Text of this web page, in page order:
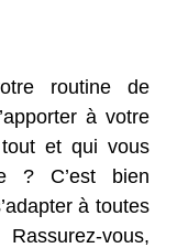
routine de
à votre
et qui vous
? C’est bien
à toutes
vous,